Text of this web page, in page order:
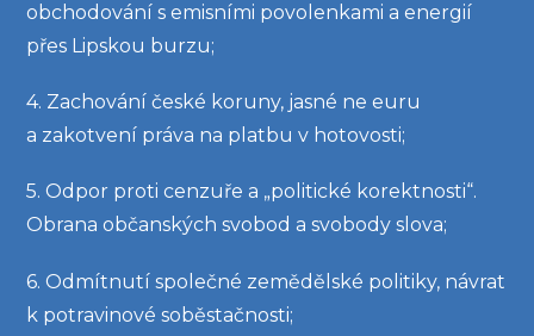
obchodování s emisními povolenkami a energií
přes Lipskou burzu;
4. Zachování české koruny, jasné ne euru
a zakotvení práva na platbu v hotovosti;
5. Odpor proti cenzuře a „politické korektnosti“.
Obrana občanských svobod a svobody slova;
6. Odmítnutí společné zemědělské politiky, návrat
k potravinové soběstačnosti;